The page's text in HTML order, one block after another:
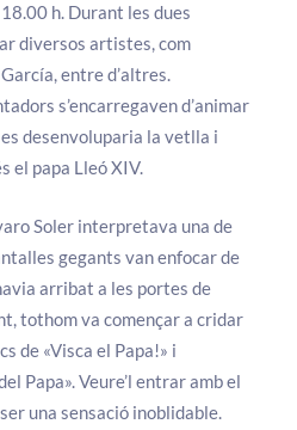
h. Durant les dues
diversos artistes, com
entre d’altres.
s’encarregaven d’animar
desenvoluparia la vetlla i
el papa Lleó XIV.
Soler interpretava una de
gegants van enfocar de
arribat a les portes de
tothom va començar a cridar
de «Visca el Papa!» i
Papa». Veure’l entrar amb el
una sensació inoblidable.